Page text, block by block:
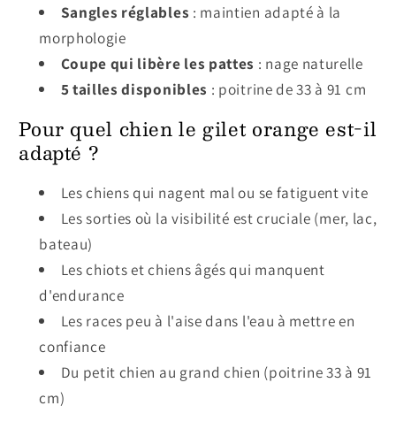
Sangles réglables : maintien adapté à la
morphologie
Coupe qui libère les pattes : nage naturelle
5 tailles disponibles : poitrine de 33 à 91 cm
Pour quel chien le gilet orange est-il
adapté ?
Les chiens qui nagent mal ou se fatiguent vite
Les sorties où la visibilité est cruciale (mer, lac,
bateau)
Les chiots et chiens âgés qui manquent
d'endurance
Les races peu à l'aise dans l'eau à mettre en
confiance
Du petit chien au grand chien (poitrine 33 à 91
cm)